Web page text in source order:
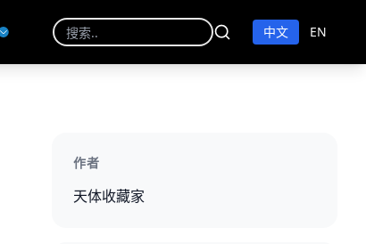
中文 EN
作者
天体收藏家